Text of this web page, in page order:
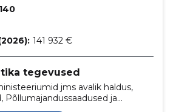
141 932 €
tegevused
jms avalik haldus,
Põllumajandussaadused ja
Elektronpostisüsteemid, Uurimis- ja